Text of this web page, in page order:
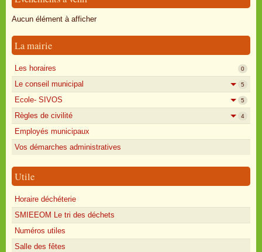
Oisly autrefois
Annonces
Aucun élément à afficher
La mairie
Les horaires 0
Le conseil municipal 5
Ecole- SIVOS 5
Règles de civilité 4
Employés municipaux
Vos démarches administratives
Utile
Horaire déchéterie
SMIEEOM Le tri des déchets
Numéros utiles
Salle des fêtes